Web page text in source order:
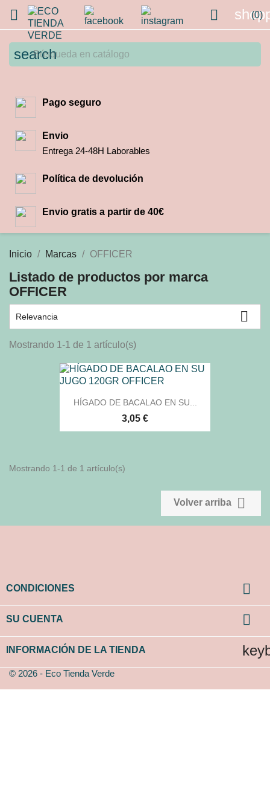
 (0)

search
Pago seguro
Envio
Entrega 24-48H Laborables
Política de devolución
Envio gratis a partir de 40€
Inicio Marcas OFFICER
Listado de productos por marca
OFFICER
Relevancia 
Mostrando 1-1 de 1 artículo(s)
HÍGADO DE BACALAO EN SU...
3,05 €
Mostrando 1-1 de 1 artículo(s)
Volver arriba 
CONDICIONES 
SU CUENTA 
INFORMACIÓN DE LA TIENDA
© 2026 - Eco Tienda Verde